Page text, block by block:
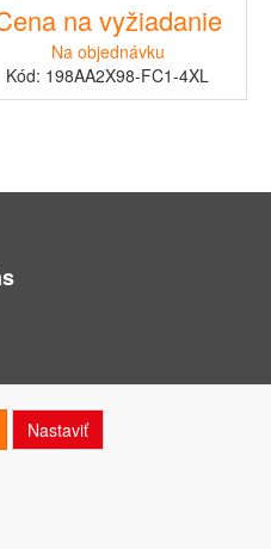
na vyžiadanie
Na objednávku
Kód: 198AA2X98-FC1-4XL
Nastaviť